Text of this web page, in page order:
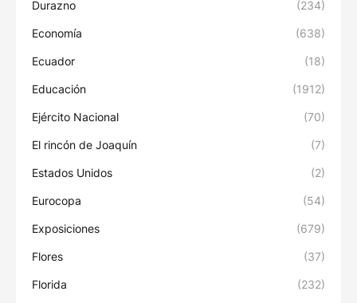
Durazno (234)
Economía (638)
Ecuador (18)
Educación (1912)
Ejército Nacional (70)
El rincón de Joaquín (7)
Estados Unidos (2)
Eurocopa (54)
Exposiciones (679)
Flores (37)
Florida (232)